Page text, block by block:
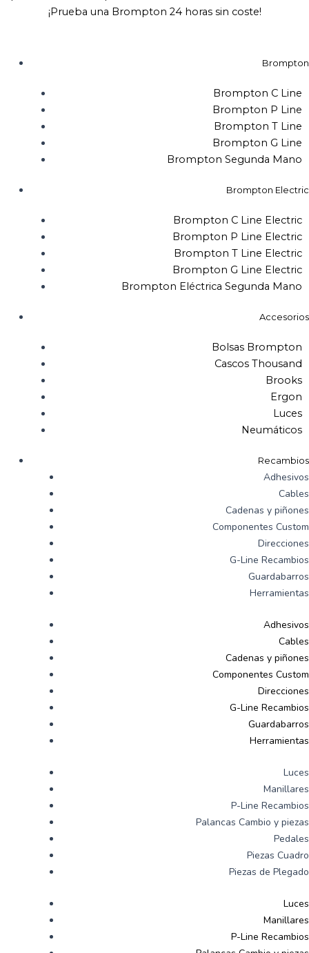
¡Prueba una Brompton 24 horas sin coste!
Brompton
Brompton C Line
Brompton P Line
Brompton T Line
Brompton G Line
Brompton Segunda Mano
Brompton Electric
Brompton C Line Electric
Brompton P Line Electric
Brompton T Line Electric
Brompton G Line Electric
Brompton Eléctrica Segunda Mano
Accesorios
Bolsas Brompton
Cascos Thousand
Brooks
Ergon
Luces
Neumáticos
Recambios
Adhesivos
Cables
Cadenas y piñones
Componentes Custom
Direcciones
G-Line Recambios
Guardabarros
Herramientas
Adhesivos
Cables
Cadenas y piñones
Componentes Custom
Direcciones
G-Line Recambios
Guardabarros
Herramientas
Luces
Manillares
P-Line Recambios
Palancas Cambio y piezas
Pedales
Piezas Cuadro
Piezas de Plegado
Luces
Manillares
P-Line Recambios